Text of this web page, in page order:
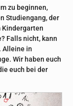
zu beginnen,
Studiengang, der
Kindergarten
Falls nicht, kann
Alleine in
Wir haben euch
euch bei der